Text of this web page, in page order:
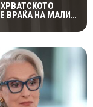
ВРАЌА НА МАЛИ